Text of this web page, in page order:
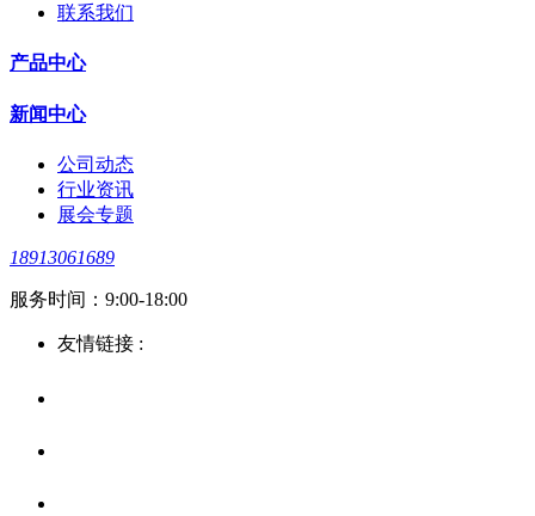
联系我们
产品中心
新闻中心
公司动态
行业资讯
展会专题
18913061689
服务时间：9:00-18:00
友情链接 :